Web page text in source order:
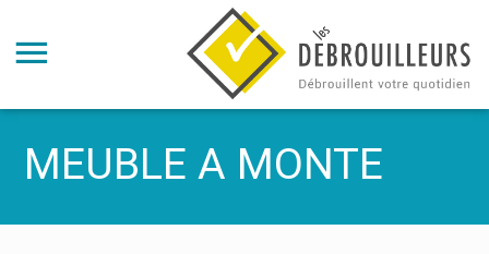
MEUBLE A MONTE